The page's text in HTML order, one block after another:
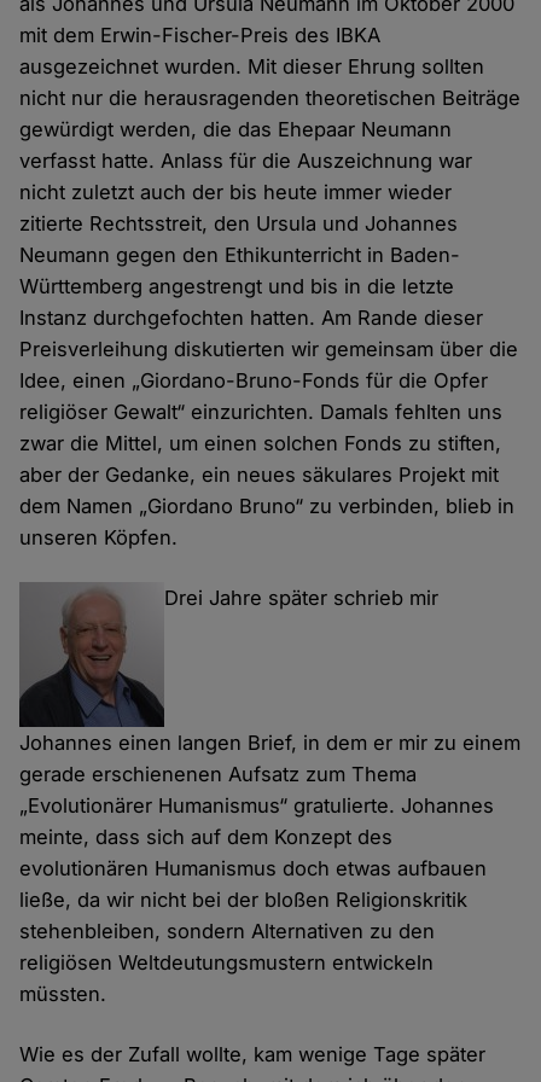
mit dem Erwin-Fischer-Preis des IBKA
ausgezeichnet wurden. Mit dieser Ehrung sollten
nicht nur die herausragenden theoretischen Beiträge
gewürdigt werden, die das Ehepaar Neumann
verfasst hatte. Anlass für die Auszeichnung war
nicht zuletzt auch der bis heute immer wieder
zitierte Rechtsstreit, den Ursula und Johannes
Neumann gegen den Ethikunterricht in Baden-
Württemberg angestrengt und bis in die letzte
Instanz durchgefochten hatten. Am Rande dieser
Preisverleihung diskutierten wir gemeinsam über die
Idee, einen „Giordano-Bruno-Fonds für die Opfer
religiöser Gewalt“ einzurichten. Damals fehlten uns
zwar die Mittel, um einen solchen Fonds zu stiften,
aber der Gedanke, ein neues säkulares Projekt mit
dem Namen „Giordano Bruno“ zu verbinden, blieb in
unseren Köpfen.
Drei Jahre später schrieb mir
Johannes einen langen Brief, in dem er mir zu einem
gerade erschienenen Aufsatz zum Thema
„Evolutionärer Humanismus“ gratulierte. Johannes
meinte, dass sich auf dem Konzept des
evolutionären Humanismus doch etwas aufbauen
ließe, da wir nicht bei der bloßen Religionskritik
stehenbleiben, sondern Alternativen zu den
religiösen Weltdeutungsmustern entwickeln
müssten.
Wie es der Zufall wollte, kam wenige Tage später